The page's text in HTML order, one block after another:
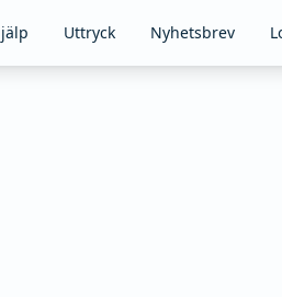
Uttryck Nyhetsbrev